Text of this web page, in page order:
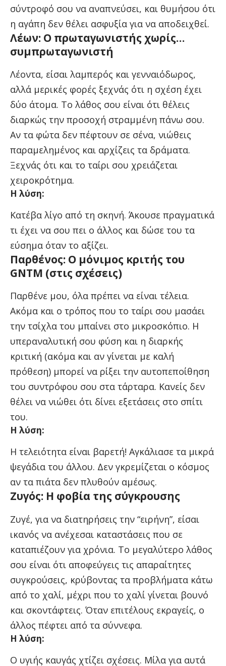
σύντροφό σου να αναπνεύσει, και θυμήσου ότι
η αγάπη δεν θέλει ασφυξία για να αποδειχθεί.
Λέων: Ο πρωταγωνιστής χωρίς…
συμπρωταγωνιστή
Λέοντα, είσαι λαμπερός και γενναιόδωρος,
αλλά μερικές φορές ξεχνάς ότι η σχέση έχει
δύο άτομα. Το λάθος σου είναι ότι θέλεις
διαρκώς την προσοχή στραμμένη πάνω σου.
Αν τα φώτα δεν πέφτουν σε σένα, νιώθεις
παραμελημένος και αρχίζεις τα δράματα.
Ξεχνάς ότι και το ταίρι σου χρειάζεται
χειροκρότημα.
Η λύση:
Κατέβα λίγο από τη σκηνή. Άκουσε πραγματικά
τι έχει να σου πει ο άλλος και δώσε του τα
εύσημα όταν το αξίζει.
Παρθένος: Ο μόνιμος κριτής του
GNTM (στις σχέσεις)
Παρθένε μου, όλα πρέπει να είναι τέλεια.
Ακόμα και ο τρόπος που το ταίρι σου μασάει
την τσίχλα του μπαίνει στο μικροσκόπιο. Η
υπεραναλυτική σου φύση και η διαρκής
κριτική (ακόμα και αν γίνεται με καλή
πρόθεση) μπορεί να ρίξει την αυτοπεποίθηση
του συντρόφου σου στα τάρταρα. Κανείς δεν
θέλει να νιώθει ότι δίνει εξετάσεις στο σπίτι
του.
Η λύση:
Η τελειότητα είναι βαρετή! Αγκάλιασε τα μικρά
ψεγάδια του άλλου. Δεν γκρεμίζεται ο κόσμος
αν τα πιάτα δεν πλυθούν αμέσως.
Ζυγός: Η φοβία της σύγκρουσης
Ζυγέ, για να διατηρήσεις την “ειρήνη”, είσαι
ικανός να ανέχεσαι καταστάσεις που σε
καταπιέζουν για χρόνια. Το μεγαλύτερο λάθος
σου είναι ότι αποφεύγεις τις απαραίτητες
συγκρούσεις, κρύβοντας τα προβλήματα κάτω
από το χαλί, μέχρι που το χαλί γίνεται βουνό
και σκοντάφτεις. Όταν επιτέλους εκραγείς, ο
άλλος πέφτει από τα σύννεφα.
Η λύση:
Ο υγιής καυγάς χτίζει σχέσεις. Μίλα για αυτά